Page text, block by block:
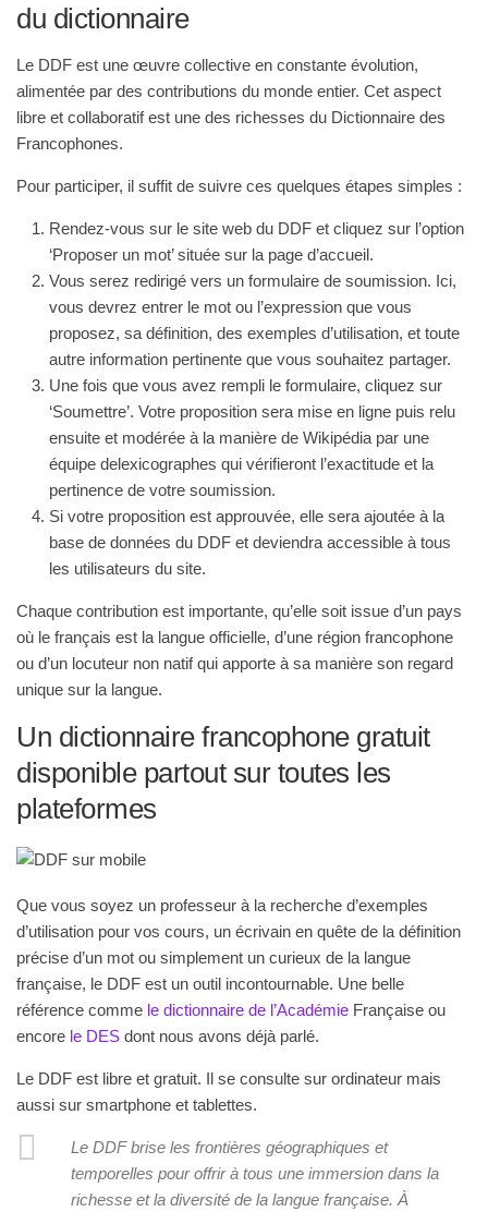
du dictionnaire
Le DDF est une œuvre collective en constante évolution,
alimentée par des contributions du monde entier. Cet aspect
libre et collaboratif est une des richesses du Dictionnaire des
Francophones.
Pour participer, il suffit de suivre ces quelques étapes simples :
Rendez-vous sur le site web du DDF et cliquez sur l’option
‘Proposer un mot’ située sur la page d’accueil.
Vous serez redirigé vers un formulaire de soumission. Ici,
vous devrez entrer le mot ou l’expression que vous
proposez, sa définition, des exemples d’utilisation, et toute
autre information pertinente que vous souhaitez partager.
Une fois que vous avez rempli le formulaire, cliquez sur
‘Soumettre’. Votre proposition sera mise en ligne puis relu
ensuite et modérée à la manière de Wikipédia par une
équipe delexicographes qui vérifieront l’exactitude et la
pertinence de votre soumission.
Si votre proposition est approuvée, elle sera ajoutée à la
base de données du DDF et deviendra accessible à tous
les utilisateurs du site.
Chaque contribution est importante, qu’elle soit issue d’un pays
où le français est la langue officielle, d’une région francophone
ou d’un locuteur non natif qui apporte à sa manière son regard
unique sur la langue.
Un dictionnaire francophone gratuit
disponible partout sur toutes les
plateformes
Que vous soyez un professeur à la recherche d’exemples
d’utilisation pour vos cours, un écrivain en quête de la définition
précise d’un mot ou simplement un curieux de la langue
française, le DDF est un outil incontournable. Une belle
référence comme le dictionnaire de l’Académie Française ou
encore le DES dont nous avons déjà parlé.
Le DDF est libre et gratuit. Il se consulte sur ordinateur mais
aussi sur smartphone et tablettes.
Le DDF brise les frontières géographiques et
temporelles pour offrir à tous une immersion dans la
richesse et la diversité de la langue française. À